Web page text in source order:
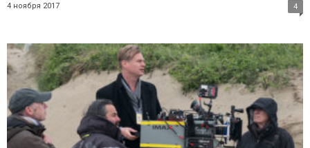
4 ноября 2017 4